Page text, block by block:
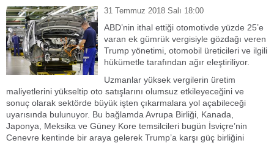
31 Temmuz 2018 Salı 18:00
ABD’nin ithal ettiği otomotivde yüzde 25’e
varan ek gümrük vergisiyle gözdağı veren
Trump yönetimi, otomobil üreticileri ve ilgili
hükümetle tarafından ağır eleştiriliyor.
Uzmanlar yüksek vergilerin üretim
maliyetlerini yükseltip oto satışlarını olumsuz etkileyeceğini ve
sonuç olarak sektörde büyük işten çıkarmalara yol açabileceği
uyarısında bulunuyor. Bu bağlamda Avrupa Birliği, Kanada,
Japonya, Meksika ve Güney Kore temsilcileri bugün İsviçre’nin
Cenevre kentinde bir araya gelerek Trump’a karşı güç birliğini